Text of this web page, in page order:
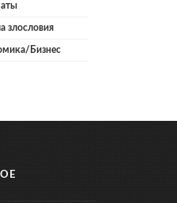
злословия
Бизнес